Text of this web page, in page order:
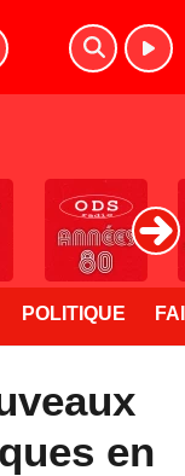
POLITIQUE
en